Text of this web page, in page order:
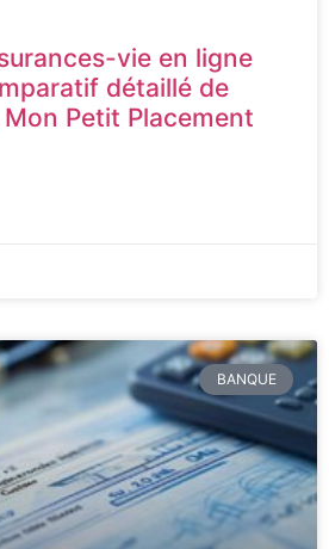
vie en ligne
détaillé de
Petit Placement
BANQUE